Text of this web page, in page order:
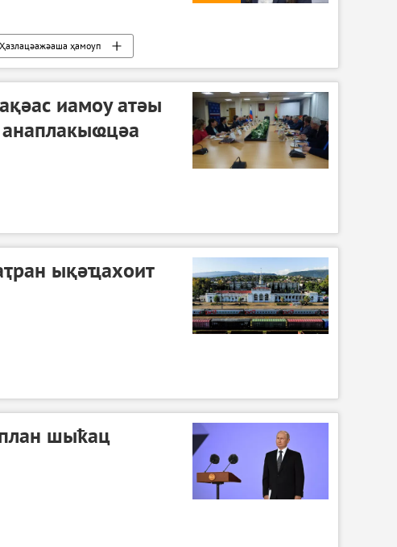
Ҳазлацәажәаша ҳамоуп
иамоу атәы
анаплакыҩцәа
ықәҵахоит
шыҟац